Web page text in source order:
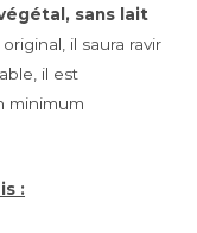
sans lait
il saura ravir
il est
minimum
: